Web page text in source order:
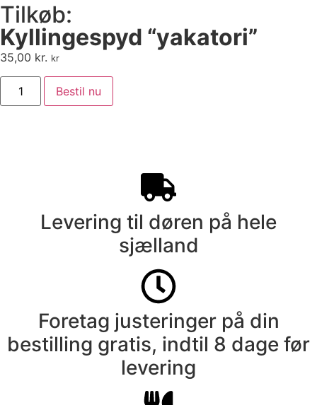
Tilkøb:
Kyllingespyd “yakatori”
35,00 kr. kr
Bestil nu
Levering til døren på hele
sjælland
Foretag justeringer på din
bestilling gratis, indtil 8 dage før
levering